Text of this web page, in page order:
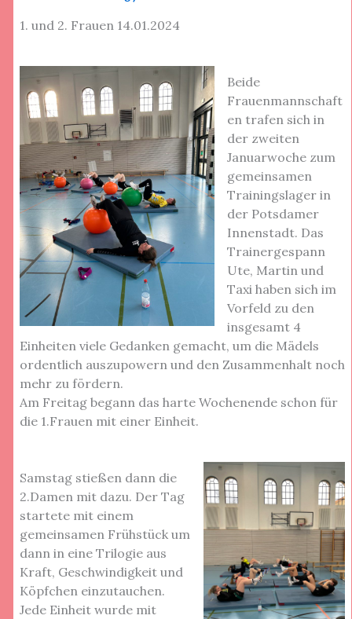
1. und 2. Frauen 14.01.2024
Beide
Frauenmannschaft
en trafen sich in
der zweiten
Januarwoche zum
gemeinsamen
Trainingslager in
der Potsdamer
Innenstadt. Das
Trainergespann
Ute, Martin und
Taxi haben sich im
Vorfeld zu den
insgesamt 4
Einheiten viele Gedanken gemacht, um die Mädels
ordentlich auszupowern und den Zusammenhalt noch
mehr zu fördern.
Am Freitag begann das harte Wochenende schon für
die 1.Frauen mit einer Einheit.
Samstag stießen dann die
2.Damen mit dazu. Der Tag
startete mit einem
gemeinsamen Frühstück um
dann in eine Trilogie aus
Kraft, Geschwindigkeit und
Köpfchen einzutauchen.
Jede Einheit wurde mit